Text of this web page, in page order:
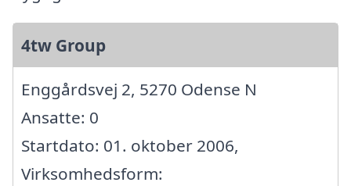
4tw Group
Enggårdsvej 2, 5270 Odense N
Ansatte: 0
Startdato: 01. oktober 2006,
Virksomhedsform: